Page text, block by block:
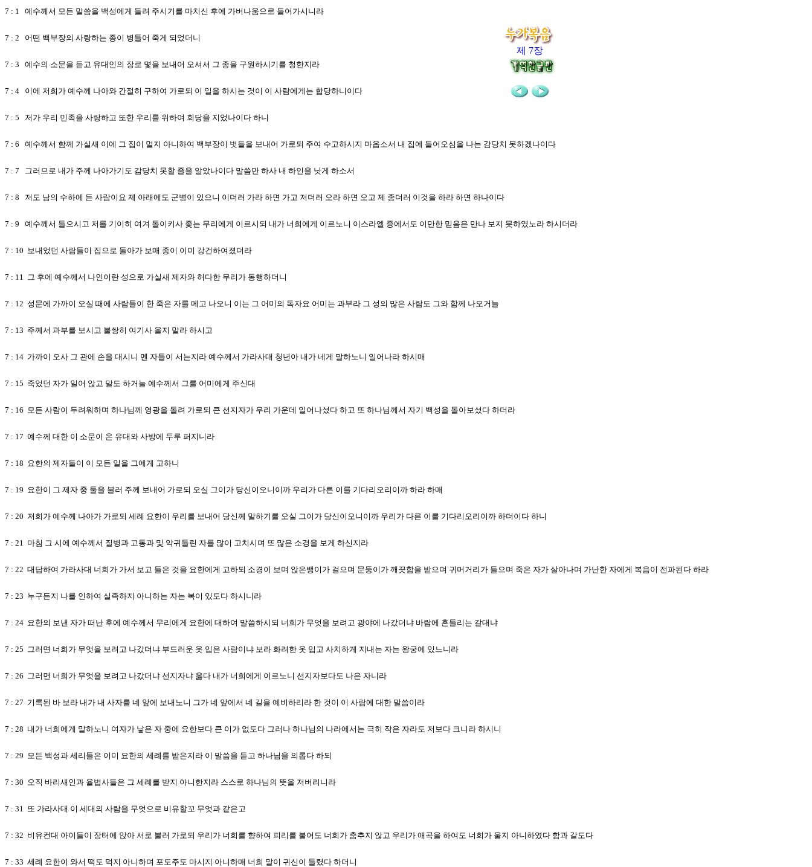
제 7장
7 : 1 예수께서 모든 말씀을 백성에게 들려 주시기를 마치신 후에 가버나움으로 들어가시니라
7 : 2 어떤 백부장의 사랑하는 종이 병들어 죽게 되었더니
7 : 3 예수의 소문을 듣고 유대인의 장로 몇을 보내어 오셔서 그 종을 구원하시기를 청한지라
7 : 4 이에 저희가 예수께 나아와 간절히 구하여 가로되 이 일을 하시는 것이 이 사람에게는 합당하니이다
7 : 5 저가 우리 민족을 사랑하고 또한 우리를 위하여 회당을 지었나이다 하니
7 : 6 예수께서 함께 가실새 이에 그 집이 멀지 아니하여 백부장이 벗들을 보내어 가로되 주여 수고하시지 마옵소서 내 집에 들어오심을 나는 감당치 못하겠나이다
7 : 7 그러므로 내가 주께 나아가기도 감당치 못할 줄을 알았나이다 말씀만 하사 내 하인을 낫게 하소서
7 : 8 저도 남의 수하에 든 사람이요 제 아래에도 군병이 있으니 이더러 가라 하면 가고 저더러 오라 하면 오고 제 종더러 이것을 하라 하면 하나이다
7 : 9 예수께서 들으시고 저를 기이히 여겨 돌이키사 좇는 무리에게 이르시되 내가 너희에게 이르노니 이스라엘 중에서도 이만한 믿음은 만나 보지 못하였노라 하시더라
7 : 10 보내었던 사람들이 집으로 돌아가 보매 종이 이미 강건하여졌더라
7 : 11 그 후에 예수께서 나인이란 성으로 가실새 제자와 허다한 무리가 동행하더니
7 : 12 성문에 가까이 오실 때에 사람들이 한 죽은 자를 메고 나오니 이는 그 어미의 독자요 어미는 과부라 그 성의 많은 사람도 그와 함께 나오거늘
7 : 13 주께서 과부를 보시고 불쌍히 여기사 울지 말라 하시고
7 : 14 가까이 오사 그 관에 손을 대시니 멘 자들이 서는지라 예수께서 가라사대 청년아 내가 네게 말하노니 일어나라 하시매
7 : 15 죽었던 자가 일어 앉고 말도 하거늘 예수께서 그를 어미에게 주신대
7 : 16 모든 사람이 두려워하며 하나님께 영광을 돌려 가로되 큰 선지자가 우리 가운데 일어나셨다 하고 또 하나님께서 자기 백성을 돌아보셨다 하더라
7 : 17 예수께 대한 이 소문이 온 유대와 사방에 두루 퍼지니라
7 : 18 요한의 제자들이 이 모든 일을 그에게 고하니
7 : 19 요한이 그 제자 중 둘을 불러 주께 보내어 가로되 오실 그이가 당신이오니이까 우리가 다른 이를 기다리오리이까 하라 하매
7 : 20 저희가 예수께 나아가 가로되 세례 요한이 우리를 보내어 당신께 말하기를 오실 그이가 당신이오니이까 우리가 다른 이를 기다리오리이까 하더이다 하니
7 : 21 마침 그 시에 예수께서 질병과 고통과 및 악귀들린 자를 많이 고치시며 또 많은 소경을 보게 하신지라
7 : 22 대답하여 가라사대 너희가 가서 보고 들은 것을 요한에게 고하되 소경이 보며 앉은뱅이가 걸으며 문둥이가 깨끗함을 받으며 귀머거리가 들으며 죽은 자가 살아나며 가난한 자에게 복음이 전파된다 하라
7 : 23 누구든지 나를 인하여 실족하지 아니하는 자는 복이 있도다 하시니라
7 : 24 요한의 보낸 자가 떠난 후에 예수께서 무리에게 요한에 대하여 말씀하시되 너희가 무엇을 보려고 광야에 나갔더냐 바람에 흔들리는 갈대냐
7 : 25 그러면 너희가 무엇을 보려고 나갔더냐 부드러운 옷 입은 사람이냐 보라 화려한 옷 입고 사치하게 지내는 자는 왕궁에 있느니라
7 : 26 그러면 너희가 무엇을 보려고 나갔더냐 선지자냐 옳다 내가 너희에게 이르노니 선지자보다도 나은 자니라
7 : 27 기록된 바 보라 내가 내 사자를 네 앞에 보내노니 그가 네 앞에서 네 길을 예비하리라 한 것이 이 사람에 대한 말씀이라
7 : 28 내가 너희에게 말하노니 여자가 낳은 자 중에 요한보다 큰 이가 없도다 그러나 하나님의 나라에서는 극히 작은 자라도 저보다 크니라 하시니
7 : 29 모든 백성과 세리들은 이미 요한의 세례를 받은지라 이 말씀을 듣고 하나님을 의롭다 하되
7 : 30 오직 바리새인과 율법사들은 그 세례를 받지 아니한지라 스스로 하나님의 뜻을 저버리니라
7 : 31 또 가라사대 이 세대의 사람을 무엇으로 비유할꼬 무엇과 같은고
7 : 32 비유컨대 아이들이 장터에 앉아 서로 불러 가로되 우리가 너희를 향하여 피리를 불어도 너희가 춤추지 않고 우리가 애곡을 하여도 너희가 울지 아니하였다 함과 같도다
7 : 33 세례 요한이 와서 떡도 먹지 아니하며 포도주도 마시지 아니하매 너희 말이 귀신이 들렸다 하더니